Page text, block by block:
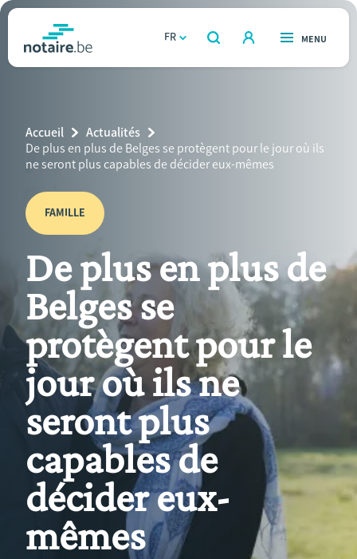
Aller
contenu
notaire.behomepage
FR
OUVERT
RECHERCHER
OUVERT
MENU
Relations et vivre ensemble
Héritage et donations
Entreprendre
Le notaire
Calculateurs
Breadcrumb
Accueil
Actualités
Current
Page:
De plus en plus de Belges se protègent pour le jour où ils
ne seront plus capables de décider eux-mêmes
FAMILLE
De plus en plus de
Belges se
protègent pour le
jour où ils ne
seront plus
capables de
décider eux-
mêmes